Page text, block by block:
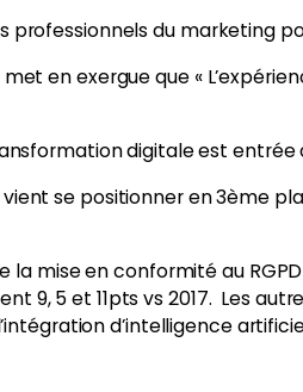
professionnels du marketing
en exergue que «
digitale est
se positionner en 3ème
la mise en conformité au
9, 5 et 11pts vs 2017. Les
d’intelligence